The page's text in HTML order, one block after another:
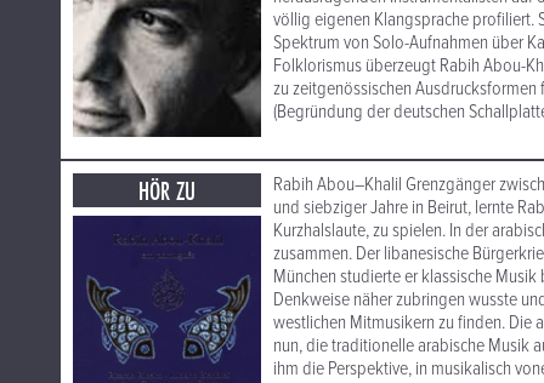
völlig eigenen Klangsprache profiliert.
Spektrum von Solo-Aufnahmen über
Folklorismus überzeugt Rabih Abou-
zu zeitgenössischen Ausdrucksformen
(Begründung der deutschen
HÖR ZU
Rabih Abou–Khalil Grenzgänger
und siebziger Jahre in Beirut, lernte
Kurzhalslaute, zu spielen. In der
zusammen. Der libanesische
München studierte er klassische
Denkweise näher zubringen wusste
westlichen Mitmusikern zu finden. Die
nun, die traditionelle arabische Musik
ihm die Perspektive, in musikalisch